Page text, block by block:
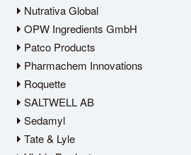
Nutrativa Global
OPW Ingredients GmbH
Patco Products
Pharmachem Innovations
Roquette
SALTWELL AB
Sedamyl
Tate & Lyle